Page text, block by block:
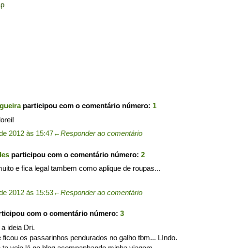
participou com o comentário número: 1
2012 às 15:47←Responder ao comentário
participou com o comentário número: 2
e fica legal tambem como aplique de roupas...
2012 às 15:53←Responder ao comentário
com o comentário número: 3
ideia Dri.
ficou os passarinhos pendurados no galho tbm... LIndo.